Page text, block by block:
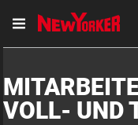
VOLL- UND